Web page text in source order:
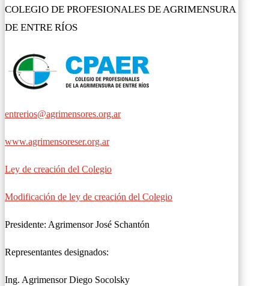
COLEGIO DE PROFESIONALES DE AGRIMENSURA
DE ENTRE RÍOS
entrerios@agrimensores.org.ar
www.agrimensoreser.org.ar
Ley de creación del Colegio
Modificación de ley de creación del Colegio
Presidente: Agrimensor José Schantón
Representantes designados:
Ing. Agrimensor Diego Socolsky